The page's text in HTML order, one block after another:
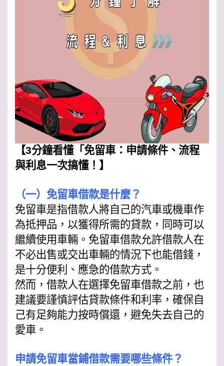
【3分鐘看懂「免留車：申請條件、流程
與利息一次搞懂！】
（一）免留車借款是什麼？
免留車是指借款人將自己的汽車或機車作
為抵押品，以獲得所需的貸款，同時可以
繼續使用車輛。免留車借款允許借款人在
不必出售或交出車輛的情況下也能借錢，
是十分便利、應急的借款方式。
然而，借款人在選擇免留車借款之前，也
建議要謹慎評估貸款條件和利率，確保自
己有足夠能力按時償還，避免失去自己的
愛車。
申請免留車當鋪借款需要哪些條件？